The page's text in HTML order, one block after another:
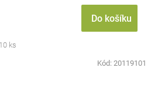
Do košíku
ks
Kód: 20119101